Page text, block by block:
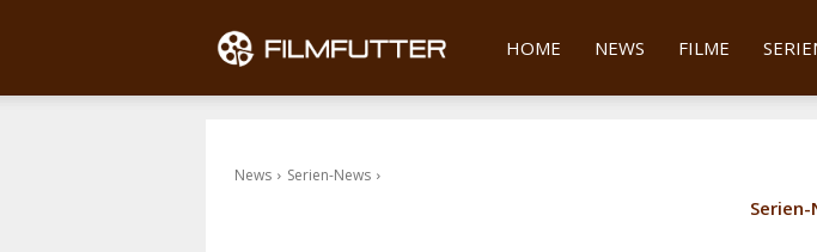
Filmfutter
HOME NEWS FILME
News Serien-News
Serien-